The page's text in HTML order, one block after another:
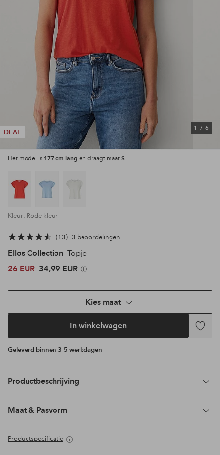
DEAL
1 / 6
Het model is 177 cm lang en draagt maat S
Kleur: Rode kleur
13 3 beoordelingen
Ellos Collection Topje
26 EUR 34,99 EUR
Kies maat
In winkelwagen
Geleverd binnen 3-5 werkdagen
Productbeschrijving
Maat & Pasvorm
Productspecificatie